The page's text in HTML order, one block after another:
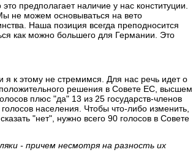
предполагает наличие у нас конституции.
не можем основываться на вето
Наша позиция всегда преподносится
как можно большего для Германии. Это
к этому не стремимся. Для нас речь идет о
решения в Совете ЕС, высшем
плюс "да" 13 из 25 государств-членов
населения. Чтобы что-либо изменить,
"нет", нужно всего 90 голосов в Совете
- причем несмотря на разность их